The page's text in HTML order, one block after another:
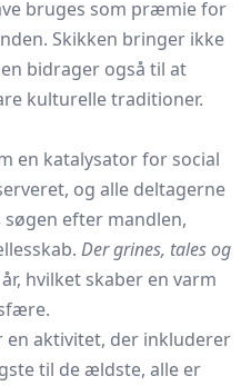
bruges som præmie for
Skikken bringer ikke
bidrager også til at
kulturelle traditioner.
en katalysator for social
og alle deltagerne
efter mandlen,
Der grines, tales og
hvilket skaber en varm
en aktivitet, der inkluderer
til de ældste, alle er